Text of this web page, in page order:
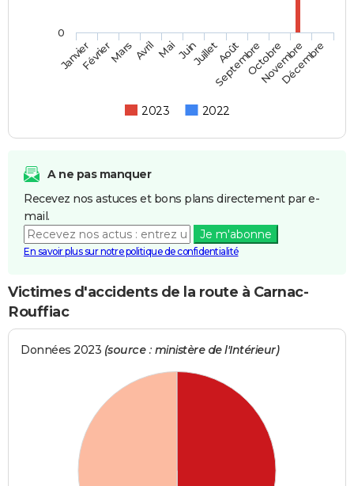
2023 2022
JanvierFévrierMars AvrilMaiJuinJuilletAoût
SeptembreOctobre
Novembre
Décembre
0
A ne pas manquer
Recevez nos astuces et bons plans directement par e-
mail.
Je m'abonne
En savoir plus sur notre politique de confidentialité
Victimes d'accidents de la route à Carnac-
Rouffiac
Données 2023 (source : ministère de l'Intérieur)